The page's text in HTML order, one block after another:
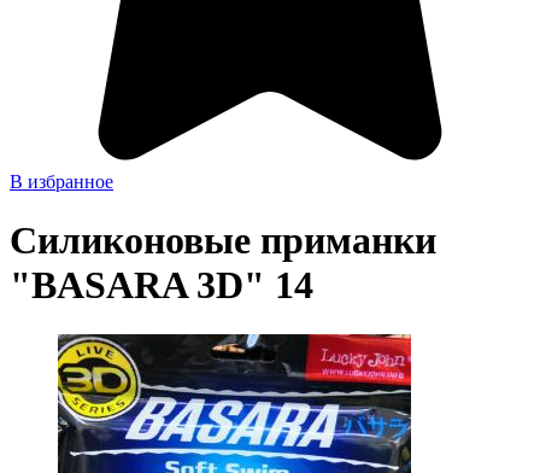
В избранное
Силиконовые приманки
"BASARA 3D" 14